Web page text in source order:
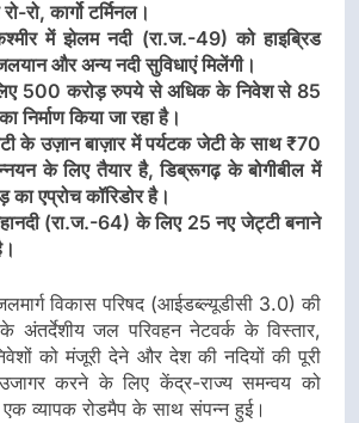
रो, कार्गो टर्मिनल।
में झेलम नदी (रा.ज.-49) को हाइब्रिड
और अन्य नदी सुविधाएं मिलेंगी।
लिए 500 करोड़ रुपये से अधिक के निवेश से 85
निर्माण किया जा रहा है।
के उज़ान बाज़ार में पर्यटक जेटी के साथ ₹70
के लिए तैयार है, डिब्रूगढ़ के बोगीबील में
एप्रोच कॉरिडोर है।
(रा.ज.-64) के लिए 25 नए जेट्टी बनाने
विकास परिषद (आईडब्ल्यूडीसी 3.0) की
अंतर्देशीय जल परिवहन नेटवर्क के विस्तार,
को मंजूरी देने और देश की नदियों की पूरी
करने के लिए केंद्र-राज्य समन्वय को
व्यापक रोडमैप के साथ संपन्न हुई।